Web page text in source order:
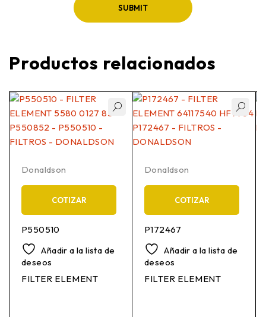
Productos relacionados
Donaldson
COTIZAR
P550510
Añadir a la lista de
deseos
FILTER ELEMENT
Donaldson
COTIZAR
P172467
Añadir a la lista de
deseos
FILTER ELEMENT